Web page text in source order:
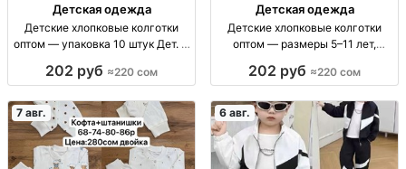
Детская одежда
Детские хлопковые колготки
оптом — упаковка 10 штук Дет. х/
лет, уп. 10 шт.
202 руб ≈220 сом
Детская одежда
Детские хлопковые колготки
оптом — размеры 5–11 лет,
колготки, р-ры 5–7, 7–9, 9–11 лет,
202 руб ≈220 сом
7 авг. 6 авг.